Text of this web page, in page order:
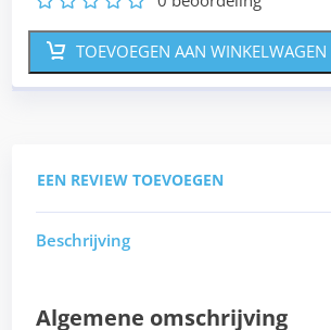
TOEVOEGEN AAN WINKELWAGEN
EEN REVIEW TOEVOEGEN
Beschrijving
Algemene omschrijving